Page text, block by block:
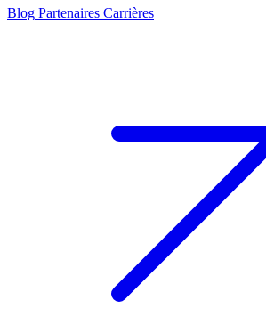
Blog Partenaires Carrières